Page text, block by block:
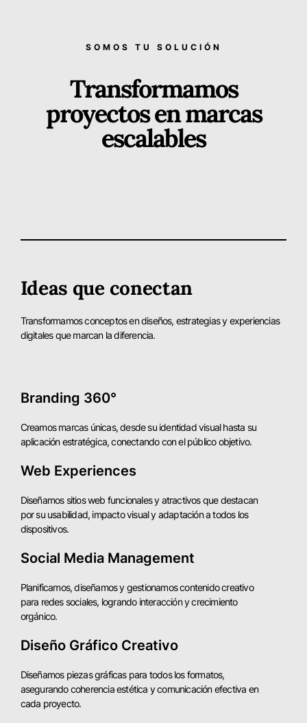
SOMOS TU SOLUCIÓN
Transformamos
proyectos en marcas
escalables
Ideas que conectan
Transformamos conceptos en diseños, estrategias y experiencias
digitales que marcan la diferencia.
Branding 360°
Creamos marcas únicas, desde su identidad visual hasta su
aplicación estratégica, conectando con el público objetivo.
Web Experiences
Diseñamos sitios web funcionales y atractivos que destacan
por su usabilidad, impacto visual y adaptación a todos los
dispositivos.
Social Media Management
Planificamos, diseñamos y gestionamos contenido creativo
para redes sociales, logrando interacción y crecimiento
orgánico.
Diseño Gráfico Creativo
Diseñamos piezas gráficas para todos los formatos,
asegurando coherencia estética y comunicación efectiva en
cada proyecto.